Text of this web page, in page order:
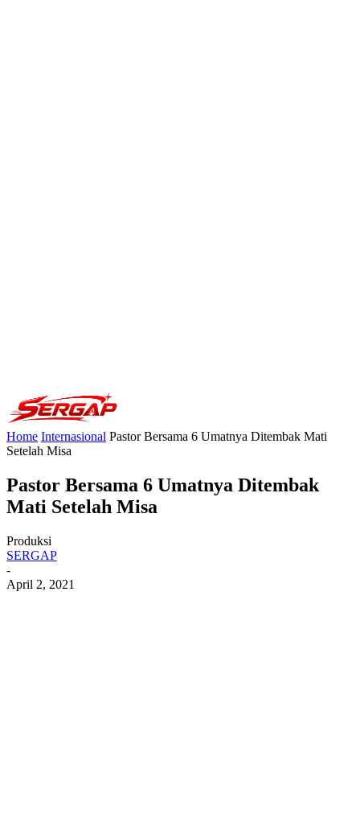
Home Internasional Pastor Bersama 6 Umatnya Ditembak Mati
Setelah Misa
Pastor Bersama 6 Umatnya Ditembak
Mati Setelah Misa
Produksi
SERGAP
-
April 2, 2021